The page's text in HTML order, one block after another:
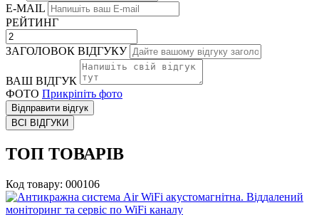
E-MAIL
РЕЙТИНГ
ЗАГОЛОВОК ВІДГУКУ
ВАШ ВІДГУК
ФОТО Прикріпіть фото
Відправити відгук
ВСІ ВІДГУКИ
ТОП ТОВАРІВ
Код товару: 000106